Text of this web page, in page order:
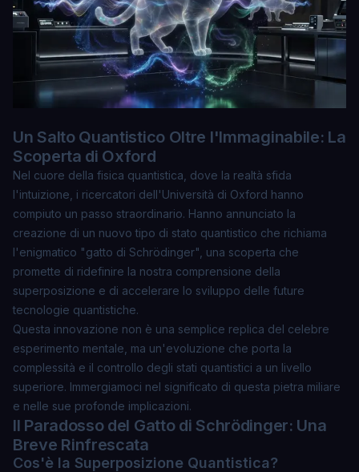
Un Salto Quantistico Oltre l'Immaginabile: La
Scoperta di Oxford
Nel cuore della fisica quantistica, dove la realtà sfida
l'intuizione, i ricercatori dell'Università di Oxford hanno
compiuto un passo straordinario. Hanno annunciato la
creazione di un nuovo tipo di stato quantistico che richiama
l'enigmatico "gatto di Schrödinger", una scoperta che
promette di ridefinire la nostra comprensione della
superposizione e di accelerare lo sviluppo delle future
tecnologie quantistiche.
Questa innovazione non è una semplice replica del celebre
esperimento mentale, ma un'evoluzione che porta la
complessità e il controllo degli stati quantistici a un livello
superiore. Immergiamoci nel significato di questa pietra miliare
e nelle sue profonde implicazioni.
Il Paradosso del Gatto di Schrödinger: Una
Breve Rinfrescata
Cos'è la Superposizione Quantistica?